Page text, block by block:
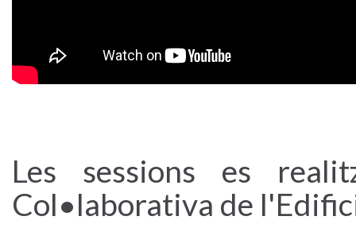
Les sessions es
Col•laborativa de